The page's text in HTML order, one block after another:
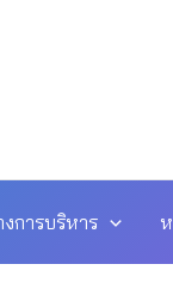
งการบริหาร